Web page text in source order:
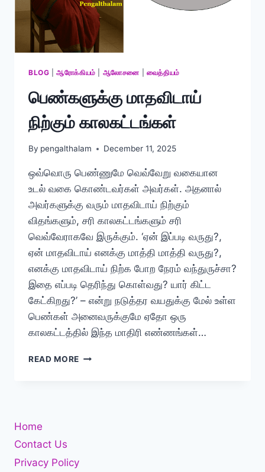
BLOG |ஆரோக்கியம் ஆலோசனை வைத்தியம்
பெண்களுக்கு மாதவிடாய்
நிற்கும் காலகட்டங்கள்
By pengalthalam December 11, 2025
ஒவ்வொரு பெண்ணுமே வெவ்வேறு வகையான
உடல் வகை கொண்டவர்கள் அவர்கள். அதனால்
அவர்களுக்கு வரும் மாதவிடாய் நிற்கும்
விதங்களும், சரி காலகட்டங்களும் சரி
வெவ்வேராகவே இருக்கும். ‘ஏன் இப்படி வருது?,
ஏன் மாதவிடாய் எனக்கு மாத்தி மாத்தி வருது?,
எனக்கு மாதவிடாய் நிற்க போற நேரம் வந்துருச்சா?
இதை எப்படி தெரிந்து கொள்வது? யார் கிட்ட
கேட்கிறது?’ – என்று நடுத்தர வயதுக்கு மேல் உள்ள
பெண்கள் அனைவருக்குமே ஏதோ ஒரு
காலகட்டத்தில் இந்த மாதிரி எண்ணங்கள்…
READ MORE பெண்களுக்கு
Home
Contact Us
Privacy Policy